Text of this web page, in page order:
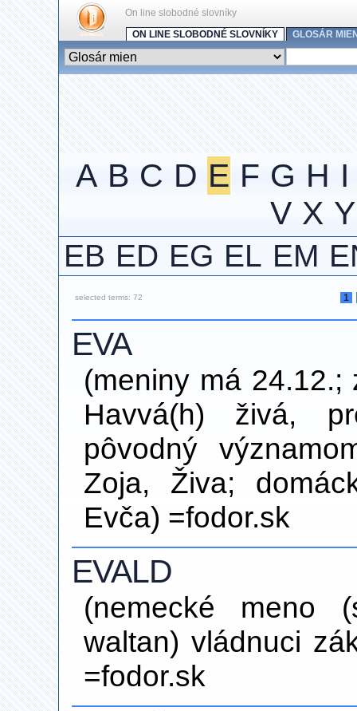
On line slobodné slovníky
ON LINE SLOBODNÉ SLOVNÍKY
GLOSÁR
A B C D E F G H I
V X Y
EB ED EG EL EM
selected terms: 72 1
EVA
(meniny má 24.12.;
Havvá(h) živá,
pôvodný
Zoja, Živa;
Evča) =fodor.sk
EVALD
(nemecké meno
waltan) vládnuci
=fodor.sk